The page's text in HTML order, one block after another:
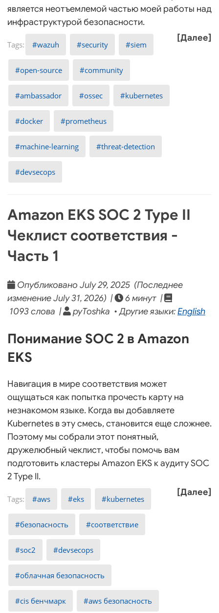
является неотъемлемой частью моей работы над
инфраструктурой безопасности.
[Далее]
wazuh security siem
open-source community
ambassador ossec kubernetes
docker prometheus
machine-learning threat-detection
devsecops
Amazon EKS SOC 2 Type II
Чеклист соответствия -
Часть 1
Опубликовано July 29, 2025 (Последнее
изменение July 31, 2026) |
6 минут |
1093 слова |
pyToshka • Другие языки:English
Понимание SOC 2 в Amazon
EKS
Навигация в мире соответствия может
ощущаться как попытка прочесть карту на
незнакомом языке. Когда вы добавляете
Kubernetes в эту смесь, становится еще сложнее.
Поэтому мы собрали этот понятный,
дружелюбный чеклист, чтобы помочь вам
подготовить кластеры Amazon EKS к аудиту SOC
2 Type II.
[Далее]
aws eks kubernetes
безопасность соответствие
soc2 devsecops
облачная безопасность
cis бенчмарк aws безопасность